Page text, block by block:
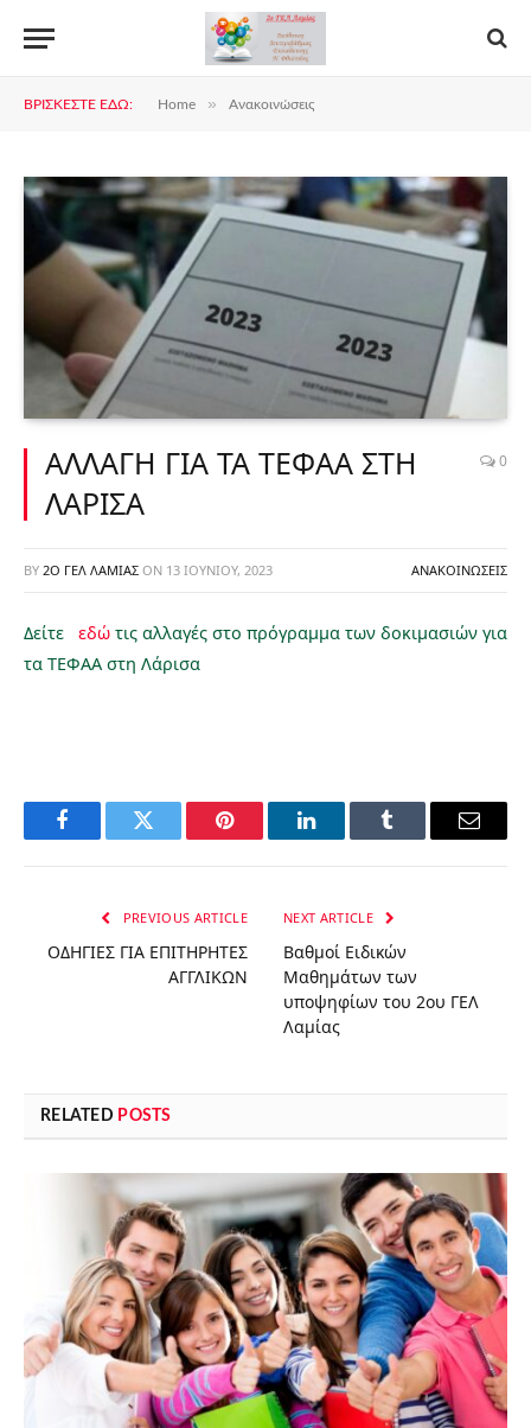
ΒΡΊΣΚΕΣΤΕ ΕΔΏ: Home » Ανακοινώσεις
ΑΛΛΑΓΗ ΓΙΑ ΤΑ ΤΕΦΑΑ ΣΤΗ
ΛΑΡΙΣΑ
0
BY 2Ο ΓΕΛ ΛΑΜΊΑΣ ON 13 ΙΟΥΝΊΟΥ, 2023 ΑΝΑΚΟΙΝΏΣΕΙΣ
Δείτε εδώ τις αλλαγές στο πρόγραμμα των δοκιμασιών για
τα ΤΕΦΑΑ στη Λάρισα
FacebookTwitter Pinterest LinkedInTumblr Email
PREVIOUS ARTICLE
ΟΔΗΓΙΕΣ ΓΙΑ ΕΠΙΤΗΡΗΤΕΣ
ΑΓΓΛΙΚΩΝ
NEXT ARTICLE
Βαθμοί Ειδικών
Μαθημάτων των
υποψηφίων του 2ου ΓΕΛ
Λαμίας
RELATED POSTS